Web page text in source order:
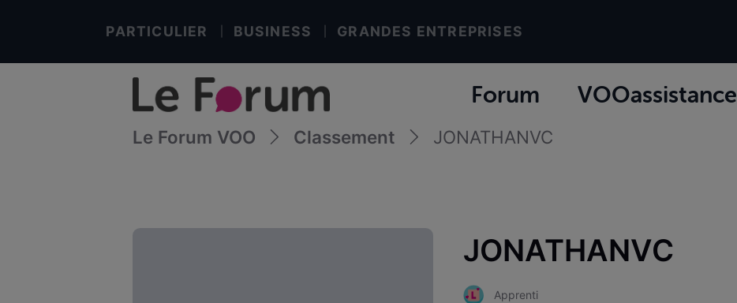
PARTICULIER BUSINESS GRANDES ENTREPRISES
Forum VOOassistance
Le Forum VOO Classement JONATHANVC
JONATHANVC
Apprenti